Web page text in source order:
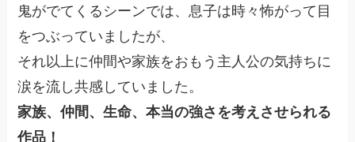
鬼がでてくるシーンでは、息子は時々怖がって目
をつぶっていましたが、
それ以上に仲間や家族をおもう主人公の気持ちに
涙を流し共感していました。
家族、仲間、生命、本当の強さを考えさせられる
作品！